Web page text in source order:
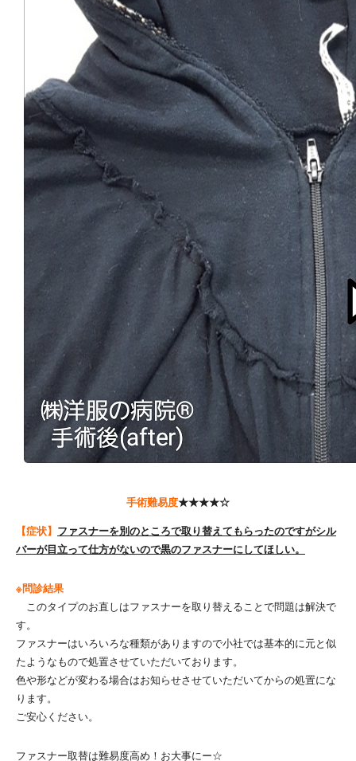
手術難易度★★★★☆
【症状】 ファスナーを別のところで取り替えてもらったのですがシル
バーが目立って仕方がないので黒のファスナーにしてほしい。
※問診結果
このタイプのお直しはファスナーを取り替えることで問題は解決で
す。
ファスナーはいろいろな種類がありますので小社では基本的に元と似
たようなもので処置させていただいております。
色や形などが変わる場合はお知らせさせていただいてからの処置にな
ります。
ご安心ください。
ファスナー取替は難易度高め！お大事にー☆